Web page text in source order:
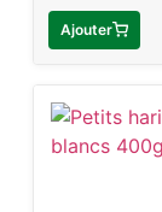
Ajouter